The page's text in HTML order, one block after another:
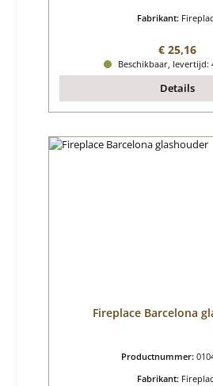
Fabrikant:
Normale
€ 25,16
Beschikbaar, levertijd:
Details
Fireplace Barcelona
Productnummer:
Fabrikant: